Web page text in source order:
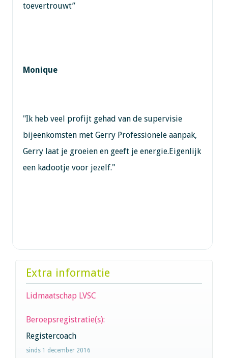
toevertrouwt”
Monique
"Ik heb veel profijt gehad van de supervisie
bijeenkomsten met Gerry Professionele aanpak,
Gerry laat je groeien en geeft je energie.Eigenlijk
een kadootje voor jezelf."
Extra informatie
Lidmaatschap LVSC
Beroepsregistratie(s):
Registercoach
sinds 1 december 2016